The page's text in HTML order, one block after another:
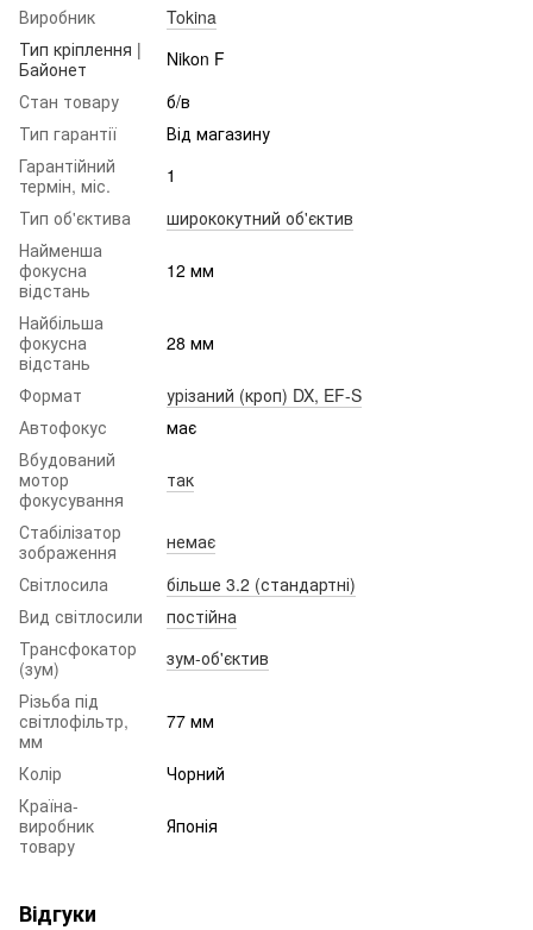
Виробник
Tokina
Тип кріплення |
Байонет
Nikon F
Стан товару
б/в
Тип гарантії
Від магазину
Гарантійний
термін, міс.
1
Тип об'єктива
ширококутний об'єктив
Найменша
фокусна
відстань
12 мм
Найбільша
фокусна
відстань
28 мм
Формат
урізаний (кроп) DX, EF-S
Автофокус
має
Вбудований
мотор
фокусування
так
Стабілізатор
зображення
немає
Світлосила
більше 3.2 (стандартні)
Вид світлосили
постійна
Трансфокатор
(зум)
зум-об'єктив
Різьба під
світлофільтр,
мм
77 мм
Колір
Чорний
Країна-
виробник
товару
Японія
Відгуки